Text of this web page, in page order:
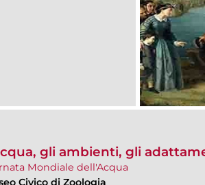
gli ambienti, gli
Mondiale dell'Acqua
Civico di Zoologia